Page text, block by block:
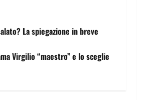
La spiegazione in breve
Virgilio “maestro” e lo sceglie